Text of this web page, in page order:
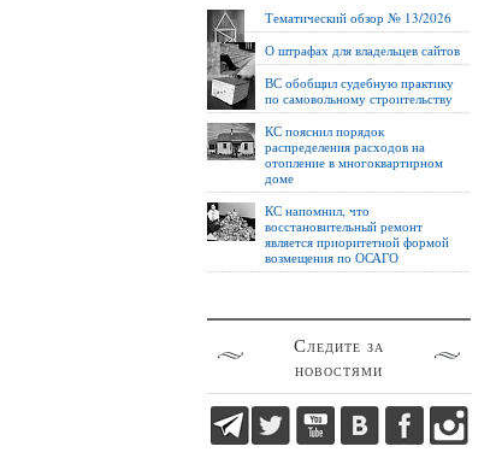
Тематический обзор № 13/2026
О штрафах для владельцев сайтов
ВС обобщил судебную практику
по самовольному строительству
КС пояснил порядок
распределения расходов на
отопление в многоквартирном
доме
КС напомнил, что
восстановительный ремонт
является приоритетной формой
возмещения по ОСАГО
Следите за
новостями